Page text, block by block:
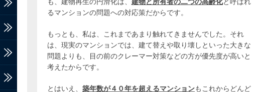
も、建物再生の円滑化は、 建物と所有者の二つの高齢化と呼ばれ
るマンションの問題への対応策だからです。
もっとも、私は、これまであまり触れてきませんでした。それ
は、現実のマンションでは、建て替えや取り壊しといった大きな
問題よりも、目の前のクレーマー対策などの方が優先度が高いと
考えたからです。
とはいえ、 築年数が４０年を超えるマンションもこれからどんど